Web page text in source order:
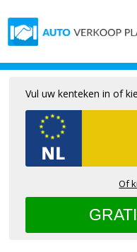
Vul uw kenteken in of
Of